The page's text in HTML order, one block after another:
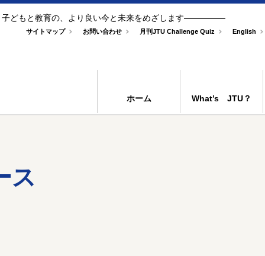
子どもと教育の、より良い今と未来をめざします―――――
サイトマップ お問い合わせ 月刊JTU Challenge Quiz English
ホーム What’s JTU？
ス